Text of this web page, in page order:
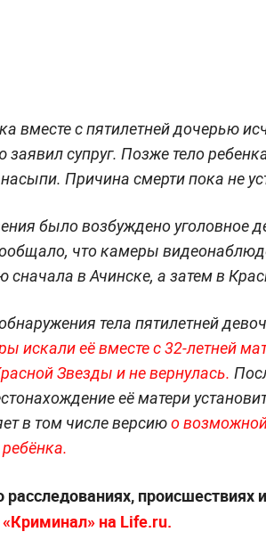
вместе с пятилетней дочерью
супруг. Позже тело
Причина смерти пока не
было возбуждено уголовное
что камеры
в Ачинске, а затем в
тела пятилетней
искали её вместе с 32-летней
Звезды и не вернулась.
её матери
в том числе версиюо
расследованиях, происшествиях
«Криминал» на Life.ru.